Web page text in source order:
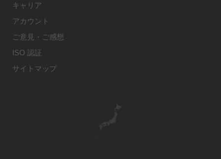
キャリア
アカウント
ご意見・ご感想
ISO 認証
サイトマップ